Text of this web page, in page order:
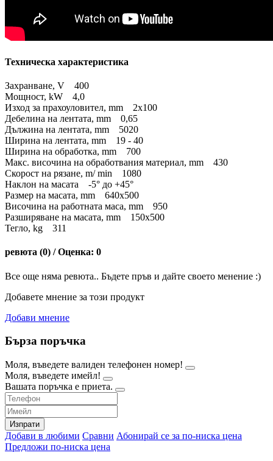
Техническа характеристика
Захранване, V 400
Мощност, kW 4,0
Изход за прахоуловител, mm 2x100
Дебелина на лентата, mm 0,65
Дължина на лентата, mm 5020
Ширина на лентата, mm 19 - 40
Ширина на обработка, mm 700
Макс. височина на обработвания материал, mm 430
Скорост на рязане, m/ min 1080
Наклон на масата -5° до +45°
Размер на масата, mm 640х500
Височина на работната маса, mm 950
Разширяване на масата, mm 150x500
Тегло, kg 311
ревюта (0) / Оценка: 0
Все още няма ревюта.. Бъдете пръв и дайте своето менение :)
Добавете мнение за този продукт
Добави мнение
Бърза поръчка
Моля, въведете валиден телефонен номер!
Моля, въведете имейл!
Вашата поръчка е приета.
Изпрати
Добави в любими Сравни Абонирай се за по-ниска цена
Предложи по-ниска цена